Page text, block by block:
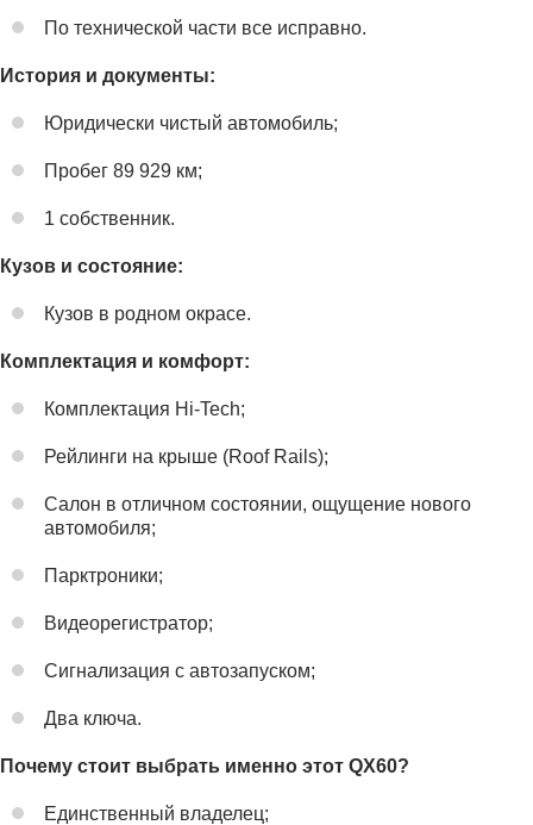
По технической части все исправно.
История и документы:
Юридически чистый автомобиль;
Пробег 89 929 км;
1 собственник.
Кузов и состояние:
Кузов в родном окрасе.
Комплектация и комфорт:
Комплектация Hi-Tech;
Рейлинги на крыше (Roof Rails);
Салон в отличном состоянии, ощущение нового
автомобиля;
Парктроники;
Видеорегистратор;
Сигнализация с автозапуском;
Два ключа.
Почему стоит выбрать именно этот QX60?
Единственный владелец;